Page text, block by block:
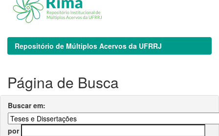
Repositório de Múltiplos Acervos da UFRRJ
Página de Busca
Buscar em:
por